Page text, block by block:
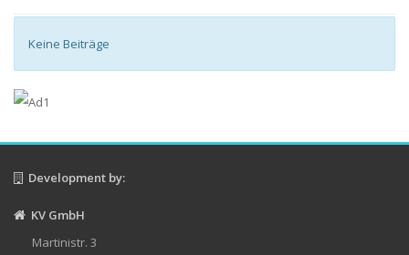
Keine Beiträge
Development by:
KV GmbH
Martinistr. 3